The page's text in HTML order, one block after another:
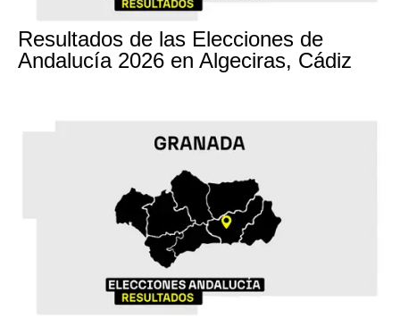
Resultados de las Elecciones de
Andalucía 2026 en Algeciras, Cádiz